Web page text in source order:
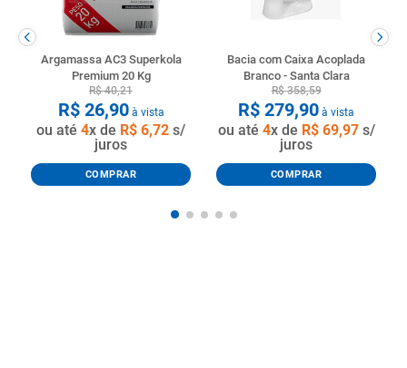
Argamassa AC3 Superkola
Premium 20 Kg
R$ 40,21
R$ 26,90à vista
ou até 4x de R$ 6,72 s/
juros
COMPRAR
Bacia com Caixa Acoplada
Branco - Santa Clara
R$ 358,59
R$ 279,90 à vista
ou até 4x de R$ 69,97s/
juros
COMPRAR